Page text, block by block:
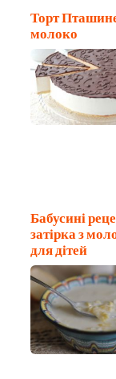
Торт
молоко
Бабусині
затірка з
для дітей